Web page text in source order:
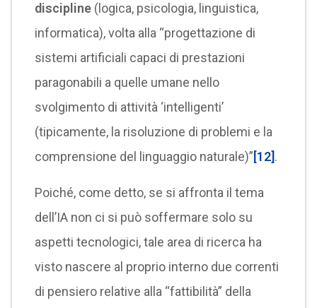
discipline(logica, psicologia, linguistica,
informatica), volta alla “progettazione di
sistemi artificiali capaci di prestazioni
paragonabili a quelle umane nello
svolgimento di attività ‘intelligenti’
(tipicamente, la risoluzione di problemi e la
comprensione del linguaggio naturale)”[12].
Poiché, come detto, se si affronta il tema
dell’IA non ci si può soffermare solo su
aspetti tecnologici, tale area di ricerca ha
visto nascere al proprio interno due correnti
di pensiero relative alla “fattibilità” della